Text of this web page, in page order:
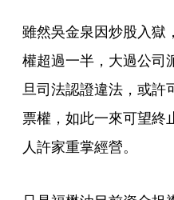
雖然吳金泉因炒股入獄
權超過一半，大過公司
旦司法認證違法，或許
票權，如此一來可望終
人許家重掌經營。